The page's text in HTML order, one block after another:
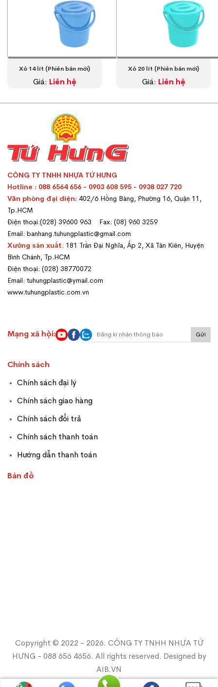
Xô 14 lít (Phiên bản mới)
Giá: Liên hệ
Xô 20 lít (Phiên bản mới)
Giá: Liên hệ
CÔNG TY TNHH NHỰA TỨ HƯNG
Hotline : 088 6564 656 - 0903 608 595 - 0938 027 720
Văn phòng đại diện: 402/6 Hồng Bàng, Phường 16, Quận 11,
Tp.HCM
Điện thoại:(028) 39600 963 Fax: (08) 960 3259
Email: banhang.tuhungplastic@gmail.com
Xưởng sản xuất: 181 Trần Đại Nghĩa, Ấp 2, Xã Tân Kiên, Huyện
Bình Chánh, Tp.HCM
Điện thoại: (028) 38770072
Email: tuhungplastic@ymail.com
www.tuhungplastic.com.vn
Mạng xã hội: Gửi
Chính sách
Chính sách đại lý
Chính sách giao hàng
Chính sách đổi trả
Chính sách thanh toán
Hướng dẫn thanh toán
Bản đồ
Copyright © 2022 - 2026. CÔNG TY TNHH NHỰA TỨ
HƯNG - 088 656 4656. All rights reserved. Designed by
AIB.VN